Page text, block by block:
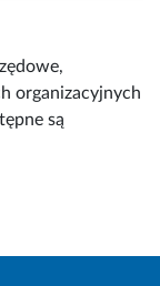
organizacyjnych
są